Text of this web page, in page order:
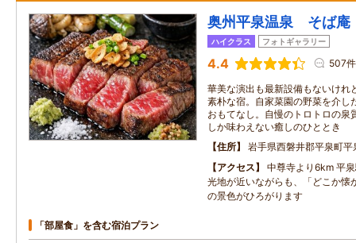
奥州平泉温泉 そば
ハイクラス フォトギャラリー
4.4 507件
華美な演出も最新設備もないけれ
素朴な宿。自家菜園の野菜を介し
おもてなし。自慢のトロトロの泉
しか味わえない癒しのひととき
住所
岩手県西磐井郡平泉町
アクセス
中尊寺より6km 平
光地が近いながらも、「どこか懐
の景色がひろがります
「部屋食」を含む宿泊プラン